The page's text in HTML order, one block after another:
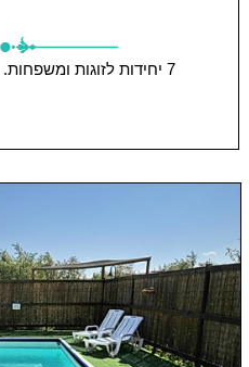
7 יחידות לזוגות ומשפחות.